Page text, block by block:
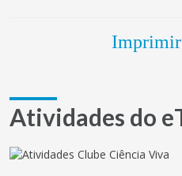
Atividades do